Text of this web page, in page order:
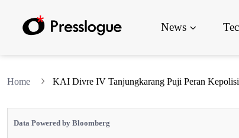
News
Home KAI Divre IV Tanjungkarang Puji Peran
Data Powered by Bloomberg